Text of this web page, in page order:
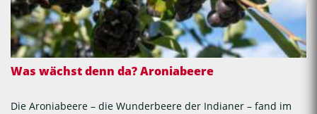
Was wächst denn da? Aroniabeere
Die Aroniabeere – die Wunderbeere der Indianer – fand im